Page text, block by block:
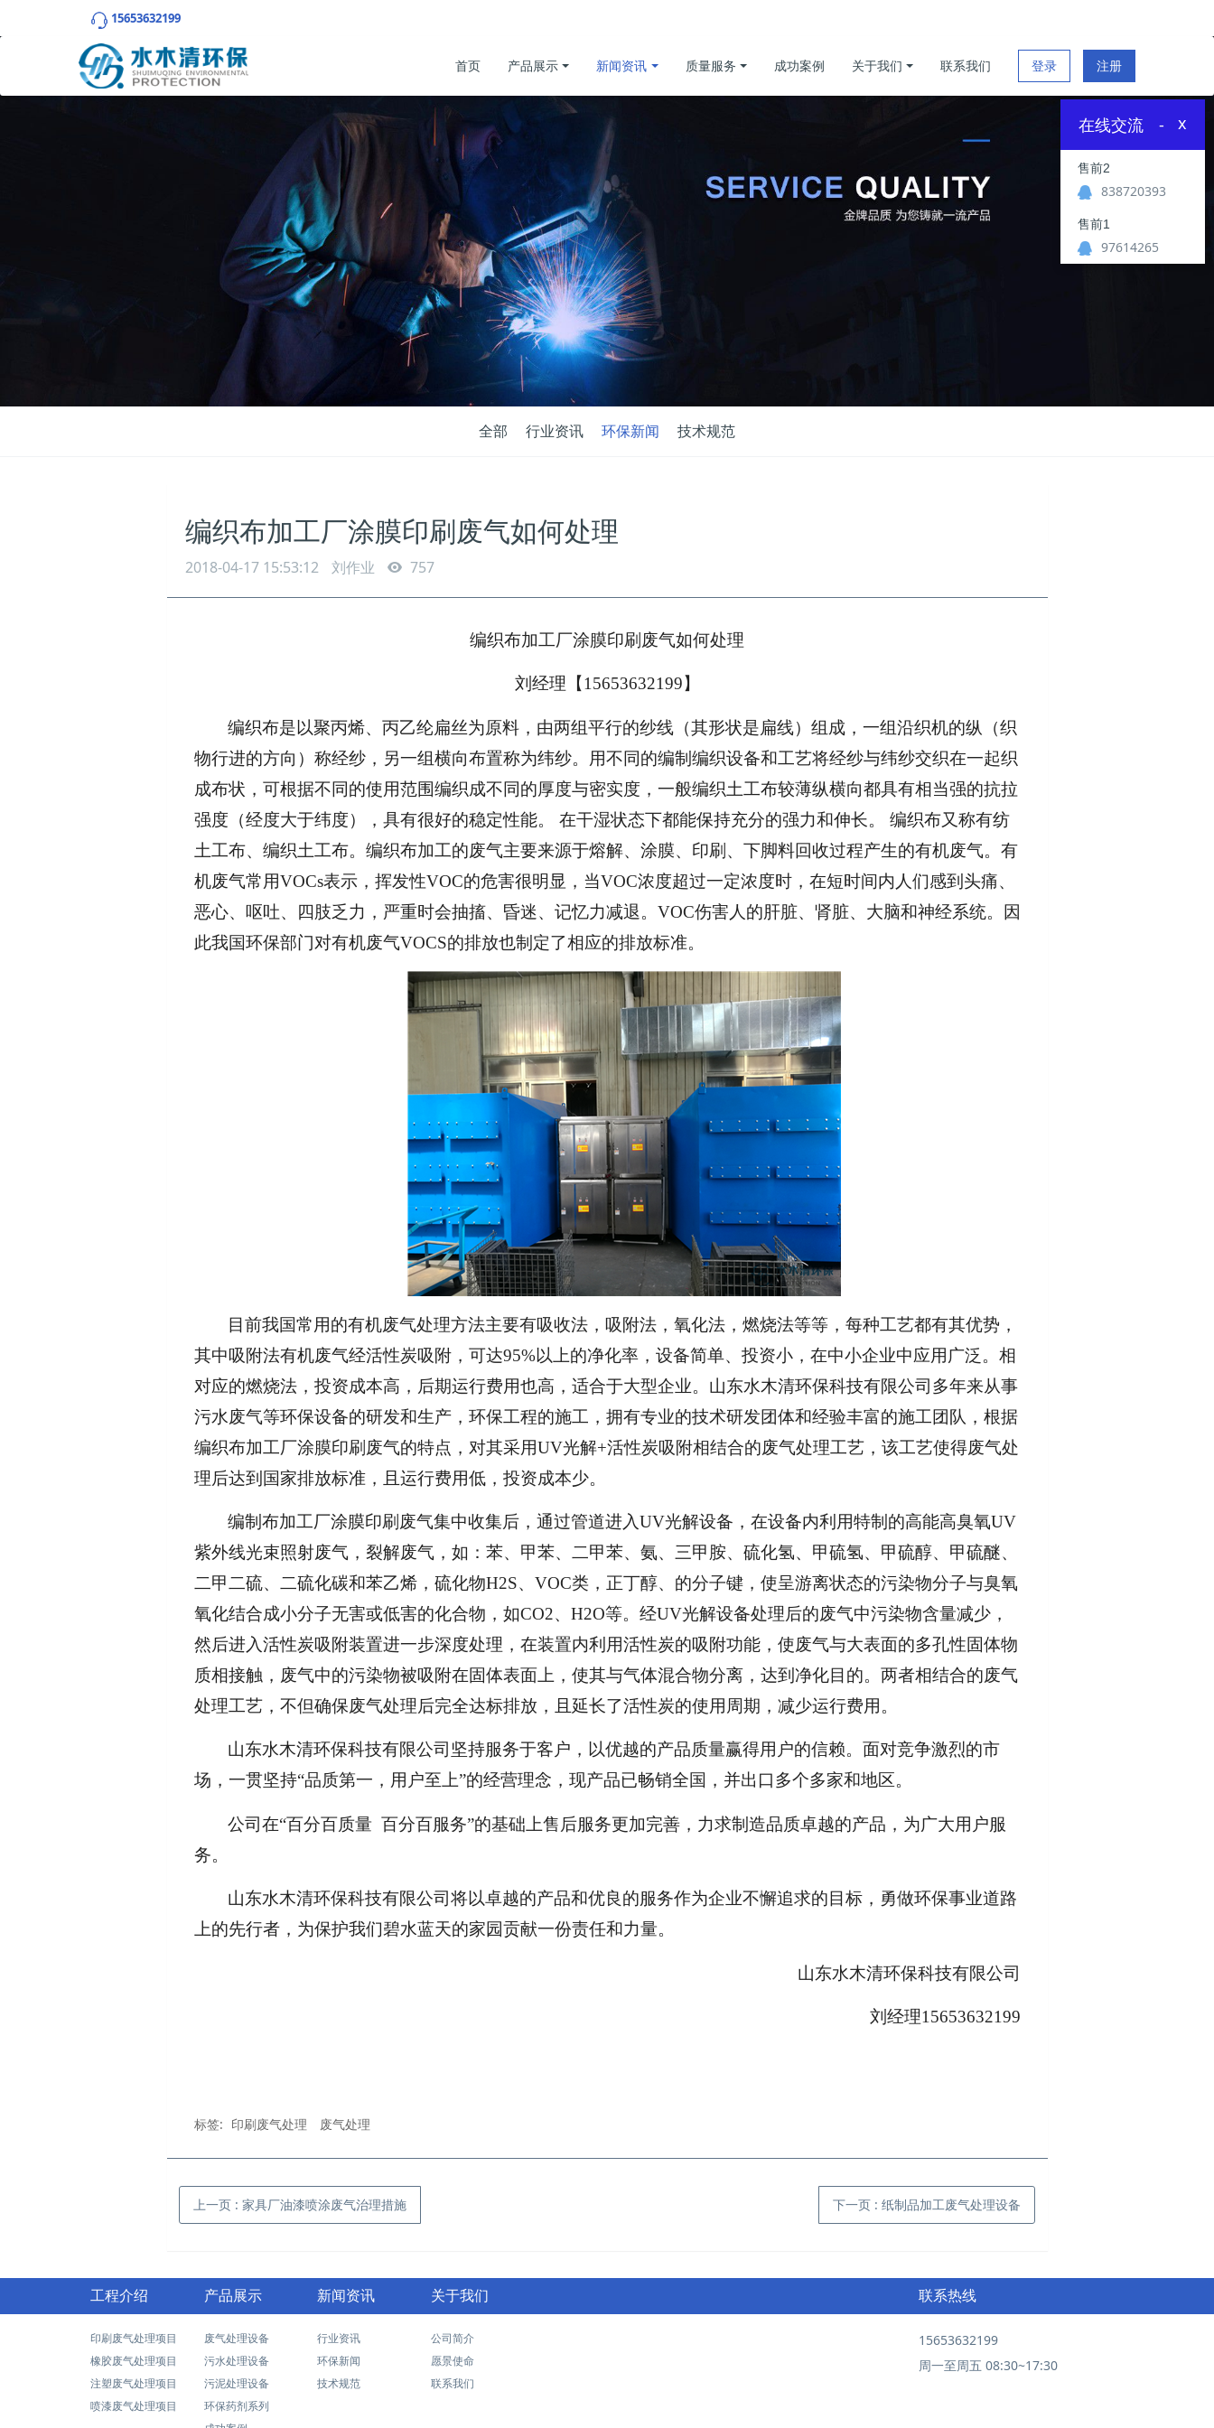
15653632199
登录 注册
首页 产品展示 新闻资讯 质量服务 成功案例 关于我们 联系我们
全部 行业资讯 环保新闻 技术规范
编织布加工厂涂膜印刷废气如何处理
2018-04-17 15:53:12 刘作业 757
编织布加工厂涂膜印刷废气如何处理
刘经理【15653632199】
编织布是以聚丙烯、丙乙纶扁丝为原料，由两组平行的纱线（其形状是扁线）组成，一组沿织机的纵（织
物行进的方向）称经纱，另一组横向布置称为纬纱。用不同的编制编织设备和工艺将经纱与纬纱交织在一起织
成布状，可根据不同的使用范围编织成不同的厚度与密实度，一般编织土工布较薄纵横向都具有相当强的抗拉
强度（经度大于纬度），具有很好的稳定性能。 在干湿状态下都能保持充分的强力和伸长。 编织布又称有纺
土工布、编织土工布。编织布加工的废气主要来源于熔解、涂膜、印刷、下脚料回收过程产生的有机废气。有
机废气常用VOCs表示，挥发性VOC的危害很明显，当VOC浓度超过一定浓度时，在短时间内人们感到头痛、
恶心、呕吐、四肢乏力，严重时会抽搐、昏迷、记忆力减退。VOC伤害人的肝脏、肾脏、大脑和神经系统。因
此我国环保部门对有机废气VOCS的排放也制定了相应的排放标准。
目前我国常用的有机废气处理方法主要有吸收法，吸附法，氧化法，燃烧法等等，每种工艺都有其优势，
其中吸附法有机废气经活性炭吸附，可达95%以上的净化率，设备简单、投资小，在中小企业中应用广泛。相
对应的燃烧法，投资成本高，后期运行费用也高，适合于大型企业。山东水木清环保科技有限公司多年来从事
污水废气等环保设备的研发和生产，环保工程的施工，拥有专业的技术研发团体和经验丰富的施工团队，根据
编织布加工厂涂膜印刷废气的特点，对其采用UV光解+活性炭吸附相结合的废气处理工艺，该工艺使得废气处
理后达到国家排放标准，且运行费用低，投资成本少。
编制布加工厂涂膜印刷废气集中收集后，通过管道进入UV光解设备，在设备内利用特制的高能高臭氧UV
紫外线光束照射废气，裂解废气，如：苯、甲苯、二甲苯、氨、三甲胺、硫化氢、甲硫氢、甲硫醇、甲硫醚、
二甲二硫、二硫化碳和苯乙烯，硫化物H2S、VOC类，正丁醇、的分子键，使呈游离状态的污染物分子与臭氧
氧化结合成小分子无害或低害的化合物，如CO2、H2O等。经UV光解设备处理后的废气中污染物含量减少，
然后进入活性炭吸附装置进一步深度处理，在装置内利用活性炭的吸附功能，使废气与大表面的多孔性固体物
质相接触，废气中的污染物被吸附在固体表面上，使其与气体混合物分离，达到净化目的。两者相结合的废气
处理工艺，不但确保废气处理后完全达标排放，且延长了活性炭的使用周期，减少运行费用。
山东水木清环保科技有限公司坚持服务于客户，以优越的产品质量赢得用户的信赖。面对竞争激烈的市
场，一贯坚持“品质第一，用户至上”的经营理念，现产品已畅销全国，并出口多个多家和地区。
公司在“百分百质量 百分百服务”的基础上售后服务更加完善，力求制造品质卓越的产品，为广大用户服
务。
山东水木清环保科技有限公司将以卓越的产品和优良的服务作为企业不懈追求的目标，勇做环保事业道路
上的先行者，为保护我们碧水蓝天的家园贡献一份责任和力量。
山东水木清环保科技有限公司
刘经理15653632199
标签: 印刷废气处理 废气处理
上一页 : 家具厂油漆喷涂废气治理措施 下一页 : 纸制品加工废气处理设备
工程介绍
印刷废气处理项目
橡胶废气处理项目
注塑废气处理项目
喷漆废气处理项目
产品展示
废气处理设备
污水处理设备
污泥处理设备
环保药剂系列
新闻资讯
行业资讯
环保新闻
技术规范
关于我们
公司简介
愿景使命
联系我们
联系热线
15653632199
周一至周五 08:30~17:30
在线交流 x
-
售前2
838720393
售前1
97614265